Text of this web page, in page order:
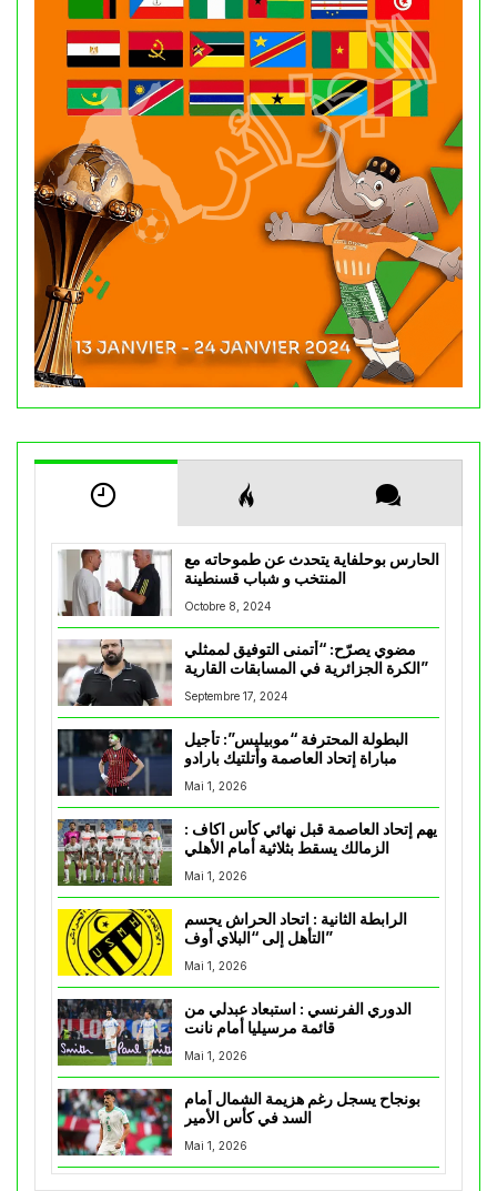
الحارس بوحلفاية يتحدث عن طموحاته مع
المنتخب و شباب قسنطينة
Octobre 8, 2024
مضوي يصرّح: “أتمنى التوفيق لممثلي
الكرة الجزائرية في المسابقات القارية”
Septembre 17, 2024
البطولة المحترفة “موبيليس”: تأجيل
مباراة إتحاد العاصمة وأتلتيك بارادو
Mai 1, 2026
يهم إتحاد العاصمة قبل نهائي كأس اكاف :
Mai 1, 2026
الرابطة الثانية : اتحاد الحراش يحسم
التأهل إلى “البلاي أوف”
Mai 1, 2026
الدوري الفرنسي : استبعاد عبدلي من
قائمة مرسيليا أمام نانت
Mai 1, 2026
بونجاح يسجل رغم هزيمة الشمال أمام
السد في كأس الأمير
Mai 1, 2026